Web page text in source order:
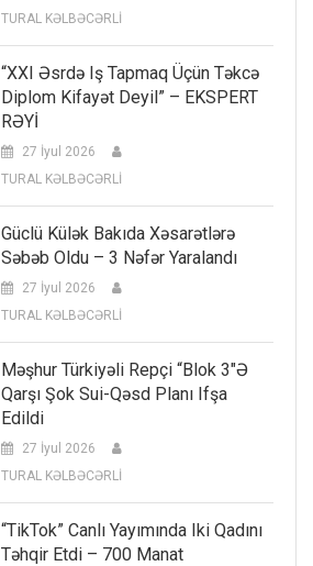
TURAL KƏLBƏCƏRLİ
“XXI Əsrdə Iş Tapmaq Üçün Təkcə
Diplom Kifayət Deyil” – EKSPERT
RƏYİ
27 İyul 2026
TURAL KƏLBƏCƏRLİ
Güclü Külək Bakıda Xəsarətlərə
Səbəb Oldu – 3 Nəfər Yaralandı
27 İyul 2026
TURAL KƏLBƏCƏRLİ
Məşhur Türkiyəli Repçi “Blok 3″ə
Qarşı Şok Sui-Qəsd Planı Ifşa
Edildi
27 İyul 2026
TURAL KƏLBƏCƏRLİ
“TikTok” Canlı Yayımında Iki Qadını
Təhqir Etdi – 700 Manat